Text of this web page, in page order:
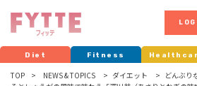
Diet Fitness
TOP NEWS & TOPICS ダイエット
どんぶり